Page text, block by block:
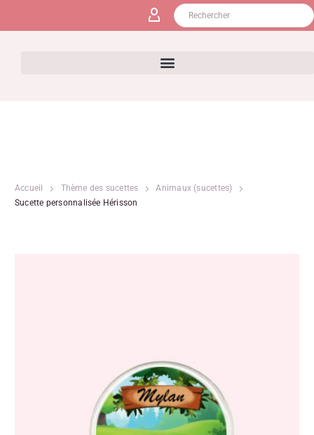
Accueil Thème des sucettes
Animaux (sucettes)
Sucette personnalisée Hérisson